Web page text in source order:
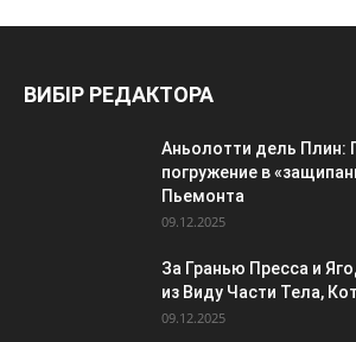
ВИБІР РЕДАКТОРА
Аньолотти дель Плин:
погружение в
Пьемонта
09.12.2025
За Гранью Пресса и
из Виду Части Тела,
09.12.2025